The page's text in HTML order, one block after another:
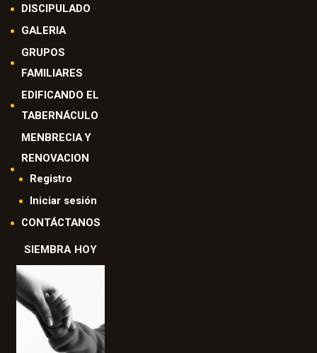
DISCIPULADO
GALERIA
GRUPOS
FAMILIARES
EDIFICANDO EL
TABERNÁCULO
MENBRECIA Y
RENOVACION
Registro
Iniciar sesión
CONTÁCTANOS
SIEMBRA HOY